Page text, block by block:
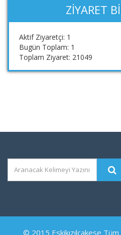
ZIYARET
Aktif Ziyaretçi: 1
Bugün Toplam: 1
Toplam Ziyaret: 21049
© 2015 Eskikızılcakese Tüm